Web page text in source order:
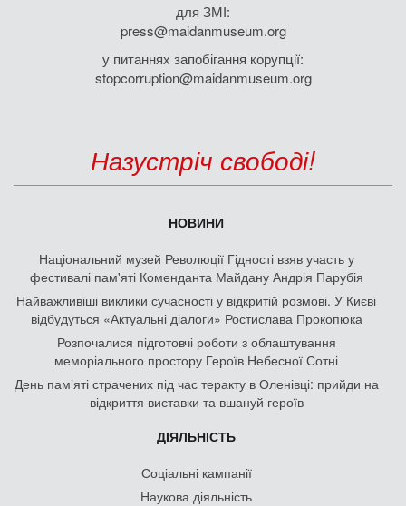
для ЗМІ:
press@maidanmuseum.org
у питаннях запобігання корупції:
stopcorruption@maidanmuseum.org
Назустріч свободі!
НОВИНИ
Національний музей Революції Гідності взяв участь у
фестивалі пам'яті Коменданта Майдану Андрія Парубія
Найважливіші виклики сучасності у відкритій розмові. У Києві
відбудуться «Актуальні діалоги» Ростислава Прокопюка
Розпочалися підготовчі роботи з облаштування
меморіального простору Героїв Небесної Сотні
День памʼяті страчених під час теракту в Оленівці: прийди на
відкриття виставки та вшануй героїв
ДІЯЛЬНІСТЬ
Соціальні кампанії
Наукова діяльність